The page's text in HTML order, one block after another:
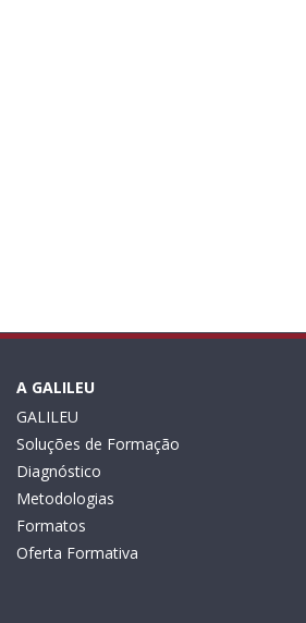
A GALILEU
GALILEU
Soluções de Formação
Diagnóstico
Metodologias
Formatos
Oferta Formativa